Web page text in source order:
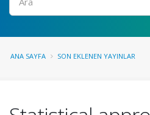
ANA SAYFA SON EKLENEN YAYINLAR